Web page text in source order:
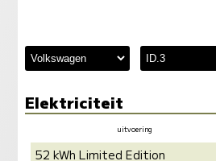
Elektriciteit
uitvoering
52 kWh Limited Edition